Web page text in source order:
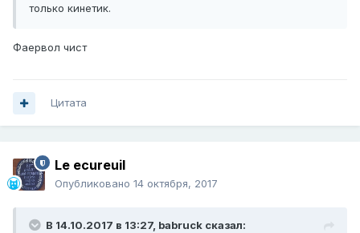
только кинетик.
Фаервол чист
Цитата
Le ecureuil
Опубликовано 14 октября, 2017
В 14.10.2017 в 13:27, babruck сказал: